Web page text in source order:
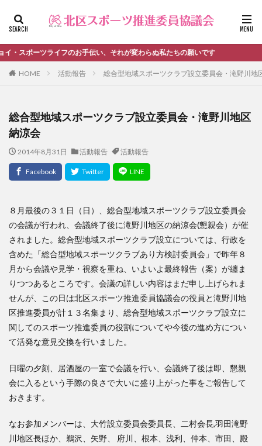
ーツライフのお手伝い、それが変わらぬ私たちの願いです
HOME 活動報告 総合型地域スポーツクラブ設立委員会・滝野川地
総合型地域スポーツクラブ設立委員会・滝野川地区
納涼会
2014年8月31日 活動報告 活動報告
８月最後の３１日（日）、総合型地域スポーツクラブ設立委員会
の会議が行われ、会議終了後に滝野川地区の納涼会(懇親会）が催
されました。総合型地域スポーツクラブ設立については、行政を
含めた「総合型地域スポーツクラブあり方検討委員会」で昨年８
月から会議や見学・視察を重ね、いよいよ最終報告（案）が纏ま
りつつあるところです。会議の詳しい内容はまだ申し上げられま
せんが、この日は北区スポーツ推進委員協議会の役員と滝野川地
区推進委員が計１３名集まり、総合型地域スポーツクラブ設立に
関してのスポーツ推進委員の役割についてや今後の進め方につい
て活発な意見交換を行いました。
日曜の夕刻、居酒屋の一室で会議を行い、会議終了後は即、懇親
会に入るという手際の良さで大いに盛り上がった事をご報告して
おきます。
なお参加メンバーは、大竹設立委員会委員長、二村会長,羽田滝野
川地区長ほか、鵜沢、矢野、 府川、根本、浅利、仲本、市田、殿
ファッション デザイン 流行
カテゴリー
＃活動報告 kitacup past
schedule
おしらせ
メンバー募集中のチーム
ワークショップ
健康ハイキング委員会からのお知らせ
北区スポーツ推進委員
北区のスポーツチーム
卓球
活動報告
生涯スポーツ
田端文士ウォーク
講習会のご報告
検索